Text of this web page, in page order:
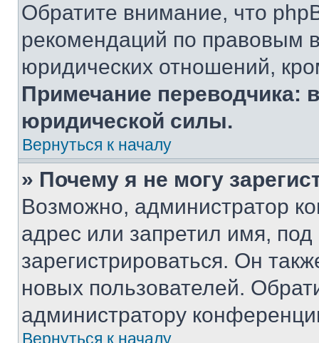
Обратите внимание, что
рекомендаций по правовым
юридических отношений,
Примечание переводчика:
юридической силы.
Вернуться к началу
» Почему я не могу
Возможно, администратор
адрес или запретил имя,
зарегистрироваться. Он
новых пользователей.
администратору
Вернуться к началу